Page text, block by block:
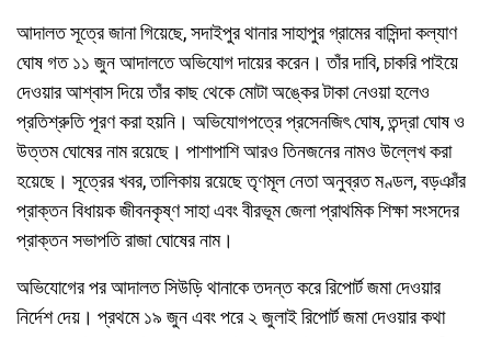
আদালত সূত্রে জানা গিয়েছে, সদাইপুর থানার সাহাপুর গ্রামের বাসিন্দা কল্যাণ
ঘোষ গত ১১ জুন আদালতে অভিযোগ দায়ের করেন। তাঁর দাবি, চাকরি পাইয়ে
দেওয়ার আশ্বাস দিয়ে তাঁর কাছ থেকে মোটা অঙ্কের টাকা নেওয়া হলেও
প্রতিশ্রুতি পূরণ করা হয়নি। অভিযোগপত্রে প্রসেনজিৎ ঘোষ, তন্দ্রা ঘোষ ও
উত্তম ঘোষের নাম রয়েছে। পাশাপাশি আরও তিনজনের নামও উল্লেখ করা
হয়েছে। সূত্রের খবর, তালিকায় রয়েছে তৃণমূল নেতা অনুব্রত মণ্ডল, বড়ঞাঁর
প্রাক্তন বিধায়ক জীবনকৃষ্ণ সাহা এবং বীরভূম জেলা প্রাথমিক শিক্ষা সংসদের
প্রাক্তন সভাপতি রাজা ঘোষের নাম।
অভিযোগের পর আদালত সিউড়ি থানাকে তদন্ত করে রিপোর্ট জমা দেওয়ার
নির্দেশ দেয়। প্রথমে ১৯ জুন এবং পরে ২ জুলাই রিপোর্ট জমা দেওয়ার কথা